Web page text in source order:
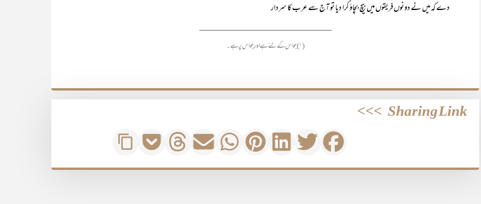
دے کہ میں نے دونوں فریقوں میں بیچ بچاؤ کرا دیا تو آج سے عرب کا سردار
____________________________
(۱) جو اس کے لئے ہے اور جو اس پر ہے۔
Sharing Link
>>>